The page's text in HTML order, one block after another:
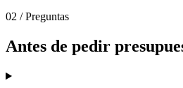
02 /Preguntas
Antes de pedir